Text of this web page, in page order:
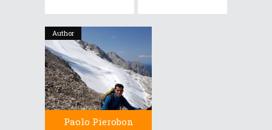
Author
Paolo Pierobon